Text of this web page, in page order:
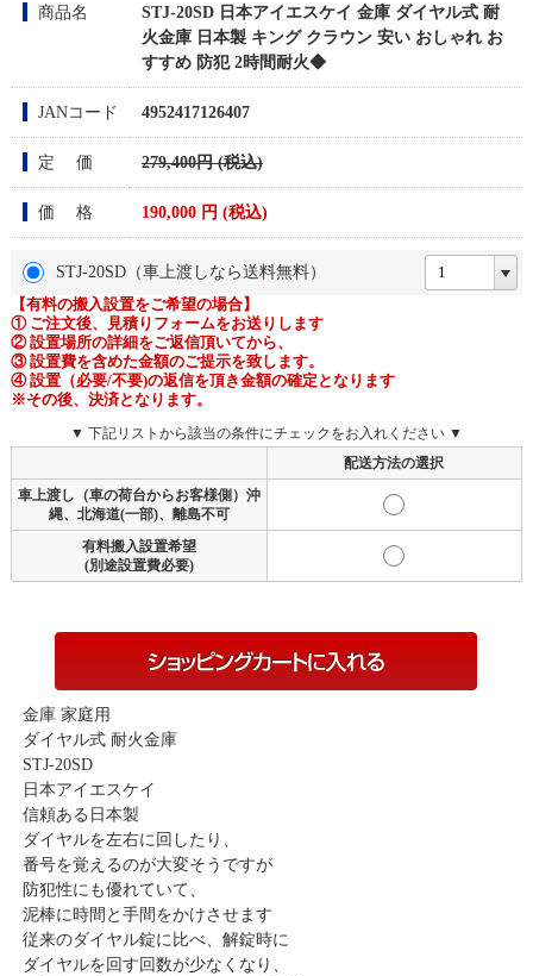
商品名
STJ-20SD 日本アイエスケイ 金庫 ダイヤル式 耐
火金庫 日本製 キング クラウン 安い おしゃれ お
すすめ 防犯 2時間耐火◆
JANコード 4952417126407
定 価 279,400円 (税込)
価 格 190,000円 (税込)
STJ-20SD（車上渡しなら送料無料）
【有料の搬入設置をご希望の場合】
① ご注文後、見積りフォームをお送りします
② 設置場所の詳細をご返信頂いてから、
③ 設置費を含めた金額のご提示を致します。
④ 設置（必要/不要)の返信を頂き金額の確定となります
※その後、決済となります。
▼ 下記リストから該当の条件にチェックをお入れください ▼
配送方法の選択
車上渡し（車の荷台からお客様側）沖
縄、北海道(一部)、離島不可
有料搬入設置希望
(別途設置費必要)
金庫 家庭用
ダイヤル式 耐火金庫
STJ-20SD
日本アイエスケイ
信頼ある日本製
ダイヤルを左右に回したり、
番号を覚えるのが大変そうですが
防犯性にも優れていて、
泥棒に時間と手間をかけさせます
従来のダイヤル錠に比べ、解錠時に
ダイヤルを回す回数が少なくなり、